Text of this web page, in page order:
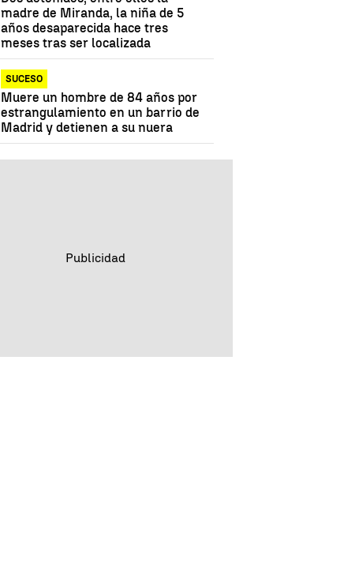
madre de Miranda, la niña de 5
años desaparecida hace tres
meses tras ser localizada
SUCESO
Muere un hombre de 84 años por
estrangulamiento en un barrio de
Madrid y detienen a su nuera